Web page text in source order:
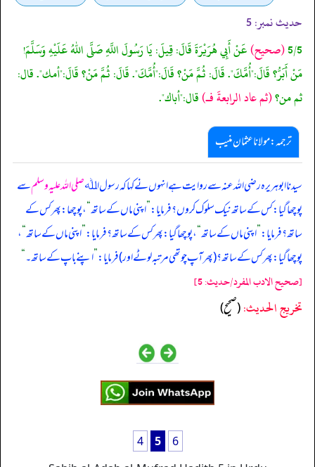
حدیث نمبر: 5
5/5(صحيح)عَنْ أَبِي هُرَيْرَةَ قَالَ: قِيلَ: يَا رَسُولَ اللَّهِ صَلَّى اللهُ عَلَيْهِ وَسَلَّمَ!
مَنْ أَبَرُّ؟ قَالَ:"أُمَّكَ". قَالَ: ثُمَّ مَنْ؟ قَالَ:"أُمَّكَ". قَالَ: ثُمَّ مَنْ؟ قَالَ:"أمك". قال:
ثم من؟(ثم عاد الرابعةَ فـ)قال:"أباك".
ترجمہ:مولانا عثمان منیب
سیدنا ابوہریرہ رضی اللہ عنہ سے روایت ہے انہوں نے کہا کہ رسول اﷲصلی اللہ علیہ وسلمسے
پوچھا گیا: کس کے ساتھ نیک سلوک کروں؟ فرمایا:”اپنی ماں کے ساتھ“، پوچھا: پھر کس کے
ساتھ؟ فرمایا:”اپنی ماں کے ساتھ“، پوچھا گیا: پھر کس کے ساتھ؟ فرمایا:”اپنی ماں کے ساتھ“،
پوچھا گیا: پھر کس کے ساتھ؟ (پھر آپ چوتھی مرتبہ لوٹے اور) فرمایا:”اپنے باپ کے ساتھ۔“
[صحيح الادب المفرد/حدیث: 5]
تخریج الحدیث:(صحيح)
4 5
6